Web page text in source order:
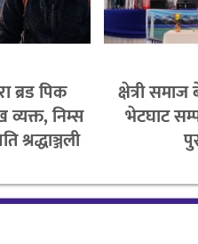
ब्रड पिक
व्यक्त, निम्स
श्रद्धाञ्जली
क्षेत्री
भेटघाट